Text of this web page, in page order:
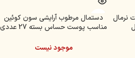
نرمال
دستمال مرطوب آرایشی سون کوئین
مناسب پوست حساس بسته 27 عددی
موجود نیست